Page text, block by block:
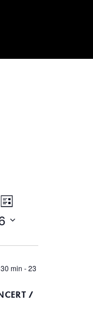
NAVIGATION
VUES
Liste
min -23
/